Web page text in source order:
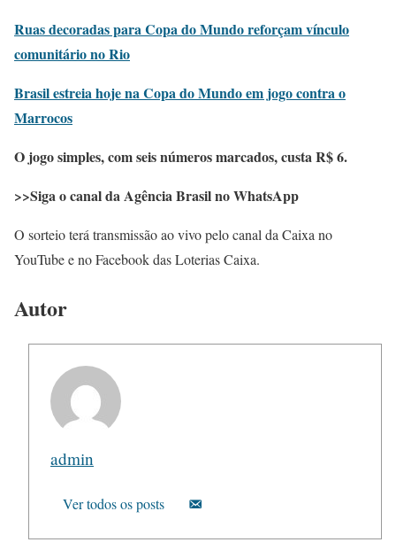
Ruas decoradas para Copa do Mundo reforçam vínculo
comunitário no Rio
Brasil estreia hoje na Copa do Mundo em jogo contra o
Marrocos
O jogo simples, com seis números marcados, custa R$ 6.
>>Siga o canal da Agência Brasil no WhatsApp
O sorteio terá transmissão ao vivo pelo canal da Caixa no
YouTube e no Facebook das Loterias Caixa.
Autor
admin
Ver todos os posts